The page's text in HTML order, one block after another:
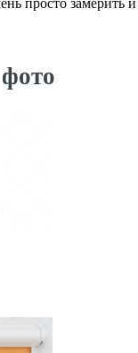
просто замерить